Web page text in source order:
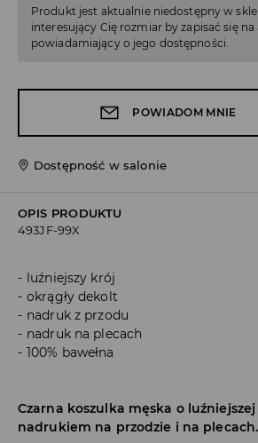
Produkt jest aktualnie niedostępny w
interesujący Cię rozmiar by zapisać się na
powiadamiający o jego dostępności.
POWIADOM MNIE
Dostępność w salonie
OPIS PRODUKTU
493JF-99X
luźniejszy krój
okrągły dekolt
nadruk z przodu
nadruk na plecach
100% bawełna
Czarna koszulka męska o
nadrukiem na przodzie i na plecach.